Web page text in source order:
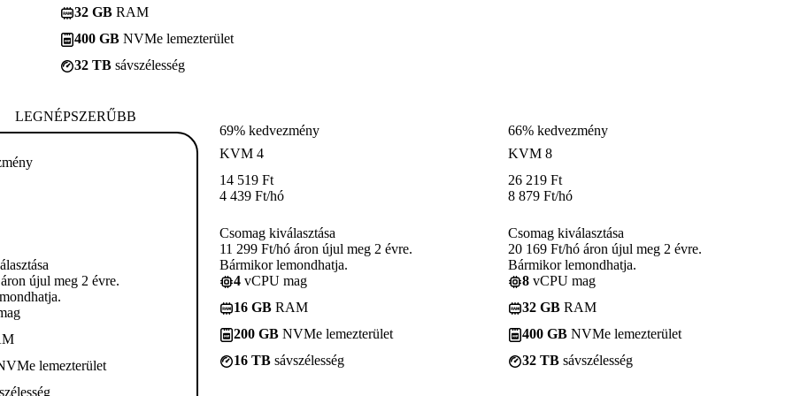
32 GB RAM
400 GB NVMe lemezterület
32 TB sávszélesség
LEGNÉPSZERŰBB
újul meg 2 évre.
lemezterület
69% kedvezmény
KVM 4
14 519 Ft
4 439 Ft/hó
Csomag kiválasztása
11 299 Ft/hó áron újul meg 2 évre.
Bármikor lemondhatja.
4 vCPU mag
16 GB RAM
200 GB NVMe lemezterület
16 TB sávszélesség
66% kedvezmény
KVM 8
26 219 Ft
8 879 Ft/hó
Csomag kiválasztása
20 169 Ft/hó áron újul meg 2 évre.
Bármikor lemondhatja.
8 vCPU mag
32 GB RAM
400 GB NVMe lemezterület
32 TB sávszélesség